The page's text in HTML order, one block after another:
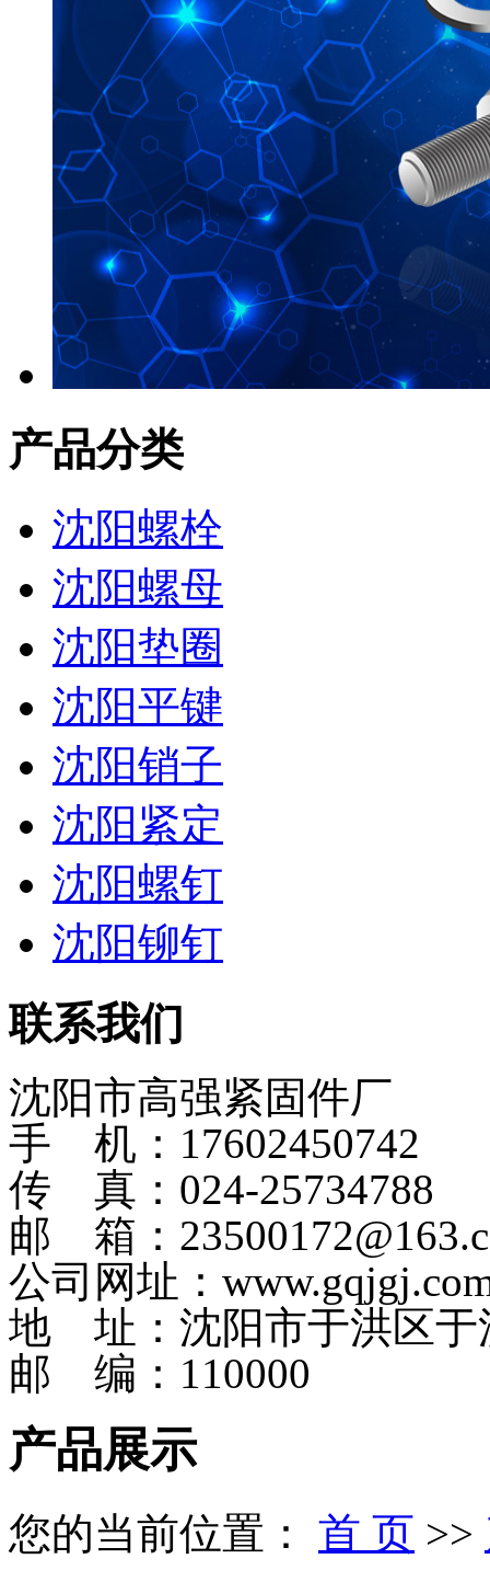
产品分类
沈阳螺栓
沈阳螺母
沈阳垫圈
沈阳平键
沈阳销子
沈阳紧定
沈阳螺钉
沈阳铆钉
联系我们
沈阳市高强紧固件厂
手 机：17602450742
传 真：024-25734788
邮 箱：
公司网址：
地 址：沈阳市于洪区于
邮 编：110000
产品展示
您的当前位置： 首 页 >>